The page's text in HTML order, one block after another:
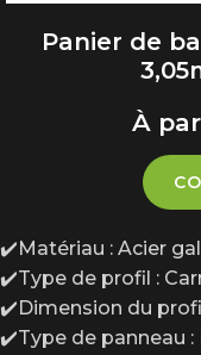
Panier de
✔️Matériau : Acier
✔️Type de profil :
✔️Dimension du
✔️Type de panneau :